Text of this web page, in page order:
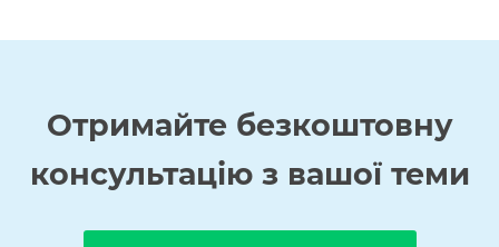
Отримайте безкоштовну
консультацію з вашої теми